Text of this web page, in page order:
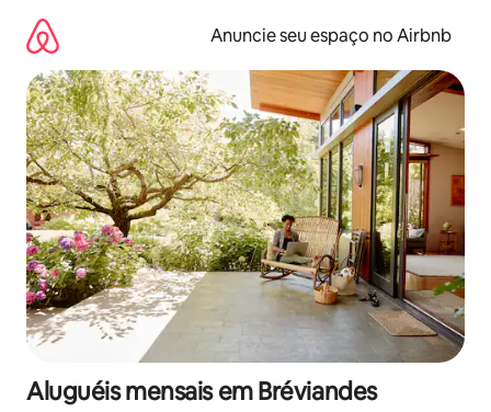
para
conteúdo
Anuncie seu espaço no Airbnb
Aluguéis mensais em Bréviandes